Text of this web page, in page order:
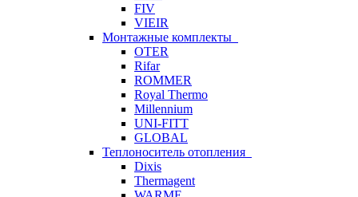
FIV
VIEIR
Монтажные комплекты
OTER
Rifar
ROMMER
Royal Thermo
Millennium
UNI-FITT
GLOBAL
Теплоноситель отопления
Dixis
Thermagent